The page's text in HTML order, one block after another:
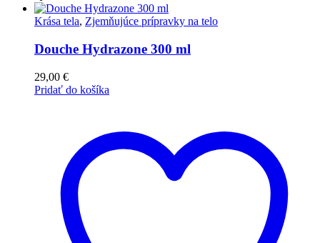
Krása tela, Zjemňujúce prípravky na telo
Douche Hydrazone 300 ml
29,00 €
Pridať do košíka